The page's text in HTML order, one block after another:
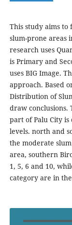
This study aims
slum-prone areas
research uses
is Primary and
uses BIG Image.
approach. Based
Distribution of
draw conclusions.
part of Palu City
levels. north and
the moderate
area, southern
1, 5, 6 and 10,
category are in